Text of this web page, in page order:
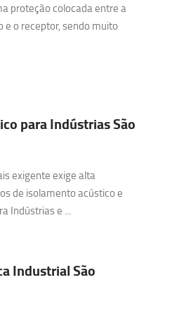
proteção colocada entre a
o receptor, sendo muito
para Indústrias São
exigente exige alta
de isolamento acústico e
Indústrias e ...
Industrial São